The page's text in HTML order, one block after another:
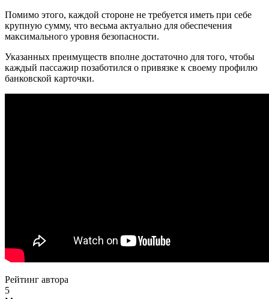
Помимо этого, каждой стороне не требуется иметь при себе
крупную сумму, что весьма актуально для обеспечения
максимального уровня безопасности.
Указанных преимуществ вполне достаточно для того, чтобы
каждый пассажир позаботился о привязке к своему профилю
банковской карточки.
Рейтинг автора
5